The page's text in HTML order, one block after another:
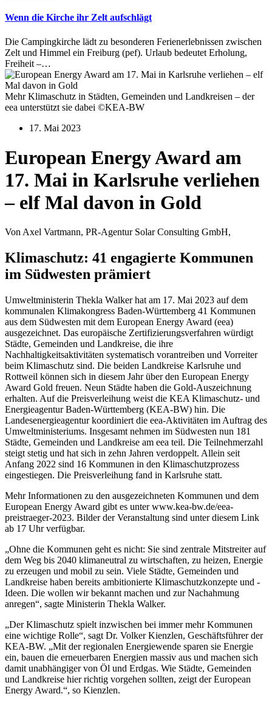
Wenn die Kirche ihr Zelt aufschlägt
Die Campingkirche lädt zu besonderen Ferienerlebnissen zwischen
Zelt und Himmel ein Freiburg (pef). Urlaub bedeutet Erholung,
Freiheit –…
Mehr Klimaschutz in Städten, Gemeinden und Landkreisen – der
eea unterstützt sie dabei ©KEA-BW
17. Mai 2023
European Energy Award am
17. Mai in Karlsruhe verliehen
– elf Mal davon in Gold
Von Axel Vartmann, PR-Agentur Solar Consulting GmbH,
Klimaschutz: 41 engagierte Kommunen
im Südwesten prämiert
Umweltministerin Thekla Walker hat am 17. Mai 2023 auf dem
kommunalen Klimakongress Baden-Württemberg 41 Kommunen
aus dem Südwesten mit dem European Energy Award (eea)
ausgezeichnet. Das europäische Zertifizierungsverfahren würdigt
Städte, Gemeinden und Landkreise, die ihre
Nachhaltigkeitsaktivitäten systematisch vorantreiben und Vorreiter
beim Klimaschutz sind. Die beiden Landkreise Karlsruhe und
Rottweil können sich in diesem Jahr über den European Energy
Award Gold freuen. Neun Städte haben die Gold-Auszeichnung
erhalten. Auf die Preisverleihung weist die KEA Klimaschutz- und
Energieagentur Baden-Württemberg (KEA-BW) hin. Die
Landesenergieagentur koordiniert die eea-Aktivitäten im Auftrag des
Umweltministeriums. Insgesamt nehmen im Südwesten nun 181
Städte, Gemeinden und Landkreise am eea teil. Die Teilnehmerzahl
steigt stetig und hat sich in zehn Jahren verdoppelt. Allein seit
Anfang 2022 sind 16 Kommunen in den Klimaschutzprozess
eingestiegen. Die Preisverleihung fand in Karlsruhe statt.
Mehr Informationen zu den ausgezeichneten Kommunen und dem
European Energy Award gibt es unter www.kea-bw.de/eea-
preistraeger-2023. Bilder der Veranstaltung sind unter diesem Link
ab 17 Uhr verfügbar.
„Ohne die Kommunen geht es nicht: Sie sind zentrale Mitstreiter auf
dem Weg bis 2040 klimaneutral zu wirtschaften, zu heizen, Energie
zu erzeugen und mobil zu sein. Viele Städte, Gemeinden und
Landkreise haben bereits ambitionierte Klimaschutzkonzepte und -
Ideen. Die wollen wir bekannt machen und zur Nachahmung
anregen“, sagte Ministerin Thekla Walker.
„Der Klimaschutz spielt inzwischen bei immer mehr Kommunen
eine wichtige Rolle“, sagt Dr. Volker Kienzlen, Geschäftsführer der
KEA-BW. „Mit der regionalen Energiewende sparen sie Energie
ein, bauen die erneuerbaren Energien massiv aus und machen sich
damit unabhängiger von Öl und Erdgas. Wie Städte, Gemeinden
und Landkreise hier richtig vorgehen sollten, zeigt der European
Energy Award.“, so Kienzlen.